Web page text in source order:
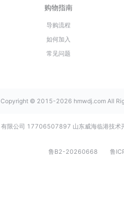
购物指南
导购流程
如何加入
常见问题
Copyright © 2015-2026 hmwdj.com All
有限公司 17706507897 山东威海临港技术
鲁B2-20260668 鲁